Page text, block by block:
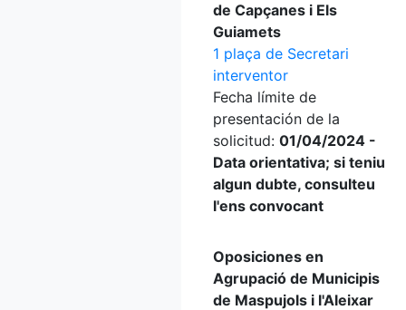
de Capçanes i Els
Guiamets
1 plaça de Secretari
interventor
Fecha límite de
presentación de la
solicitud: 01/04/2024 -
Data orientativa; si teniu
algun dubte, consulteu
l'ens convocant
Oposiciones en
Agrupació de Municipis
de Maspujols i l'Aleixar